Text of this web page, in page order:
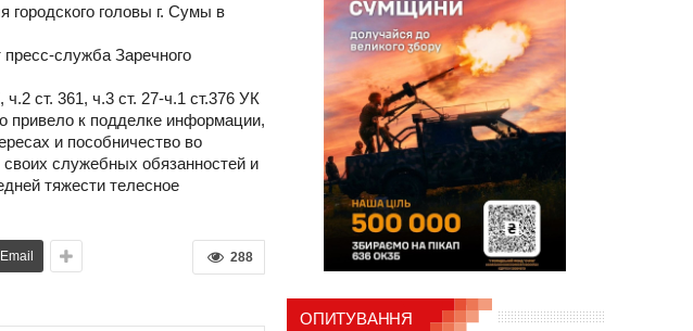
городского головы г. Сумы в
служба Заречного
ст. 361, ч.3 ст. 27-ч.1 ст.376 УК
привело к подделке информации,
и пособничество во
служебных обязанностей и
тяжести телесное
288
Email
ОПИТУВАННЯ